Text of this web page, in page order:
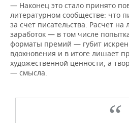
— Наконец это стало принято
литературном сообществе: что
за счет писательства. Расчет на
заработок — в том числе
форматы премий — губит
вдохновения и в итоге лишает
художественной ценности, а
— смысла.